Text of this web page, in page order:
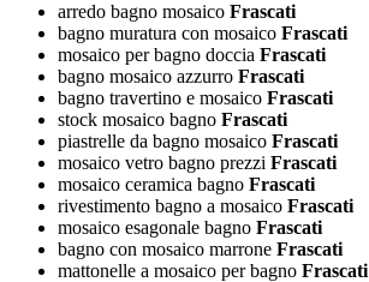
arredo bagno mosaico Frascati
bagno muratura con mosaico Frascati
mosaico per bagno doccia Frascati
bagno mosaico azzurro Frascati
bagno travertino e mosaico Frascati
stock mosaico bagno Frascati
piastrelle da bagno mosaico Frascati
mosaico vetro bagno prezzi Frascati
mosaico ceramica bagno Frascati
rivestimento bagno a mosaico Frascati
mosaico esagonale bagno Frascati
bagno con mosaico marrone Frascati
mattonelle a mosaico per bagno Frascati